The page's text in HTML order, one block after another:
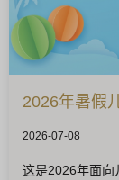
2026年暑假
2026-07-08
这是2026年面向